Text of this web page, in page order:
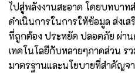
ไปสู่พลังงานสะอาด โดยบทบา
ดำเนินการในการให้ข้อมูล ส่งเส
ที่ถูกต้อง ประหยัด ปลอดภัย ผ่า
เทคโนโลยีกับหลายๆภาคส่วน ร
มาตรฐานและนโยบายที่สำคัญจ